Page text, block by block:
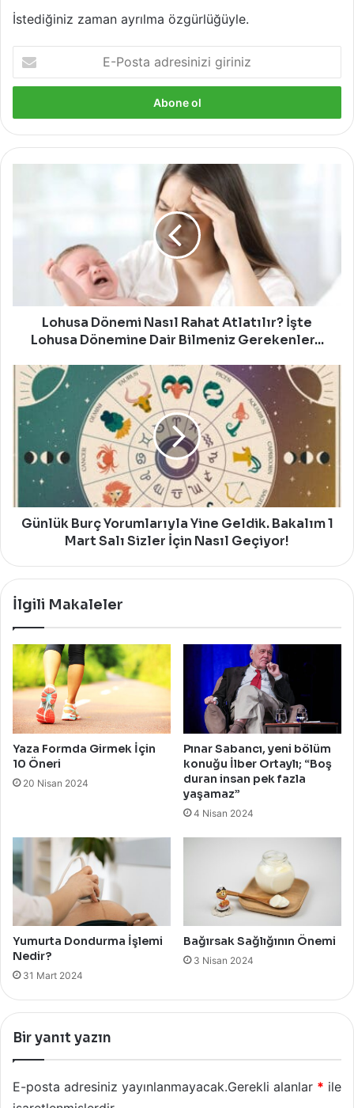
İstediğiniz zaman ayrılma özgürlüğüyle.
Posta
adresinizi
Lohusa
Dönemine
Dair
Bilmeniz
Gerekenler...
Lohusa Dönemi Nasıl Rahat Atlatılır? İşte
Lohusa Dönemine Dair Bilmeniz Gerekenler...
Günlük
Burç
Yorumlarıyla
Yine
Geldik.
Bakalım
Mart
Salı
Sizler
Geçiyor!
Günlük Burç Yorumlarıyla Yine Geldik. Bakalım 1
Mart Salı Sizler İçin Nasıl Geçiyor!
İlgili Makaleler
Yaza Formda Girmek İçin
10 Öneri
20 Nisan 2024
Pınar Sabancı, yeni bölüm
konuğu İlber Ortaylı; “Boş
duran insan pek fazla
yaşamaz”
4 Nisan 2024
Yumurta Dondurma İşlemi
Nedir?
31 Mart 2024
Bağırsak Sağlığının Önemi
3 Nisan 2024
Bir yanıt yazın
E-posta adresiniz yayınlanmayacak.Gerekli alanlar * ile